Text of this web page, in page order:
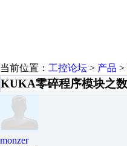
当前位置： 工控论坛 > 产品 >
KUKA零碎程序模块之
monzer